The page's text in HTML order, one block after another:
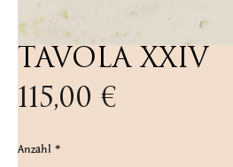
TAVOLA XXIV
115,00 €
Anzahl *